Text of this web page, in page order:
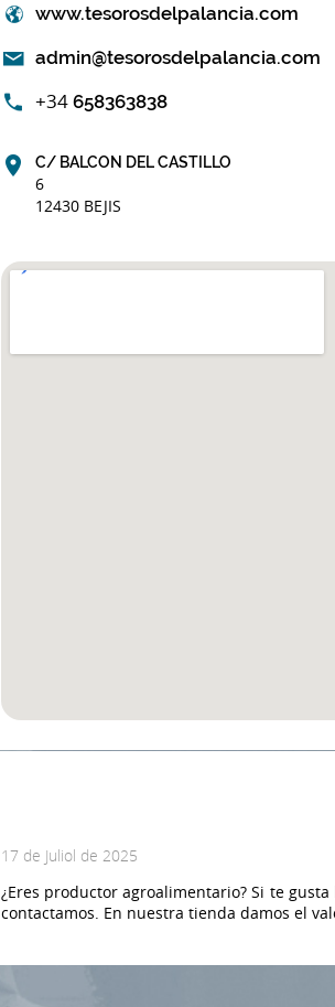
www.tesorosdelpalancia.com
admin@tesorosdelpalancia.com
+34 658363838
C/ BALCON DEL CASTILLO
6
12430 BEJIS
17 de Juliol de 2025
¿Eres productor agroalimentario? Si te
contactamos. En nuestra tienda damos el